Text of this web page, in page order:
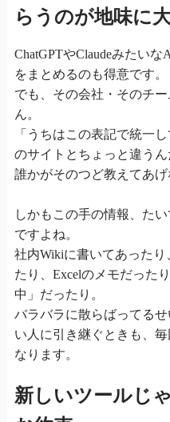
らうのが地味に
ChatGPTやClaudeみたい
をまとめるのも得意です。
でも、その会社・そのチ
ん。
「うちはこの表記で統一
のサイトとちょっと違うん
誰かがそのつど教えてあげ
しかもこの手の情報、た
ですよね。
社内Wikiに書いてあった
たり、Excelのメモだった
中」だったり。
バラバラに散らばってる
い人に引き継ぐときも、
なります。
新しいツールじ